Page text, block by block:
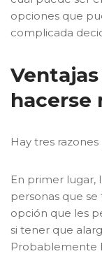
opciones que
complicada
hacerse
Hay tres
En primer lugar,
personas que
opción que les
si tener que
Probablemente